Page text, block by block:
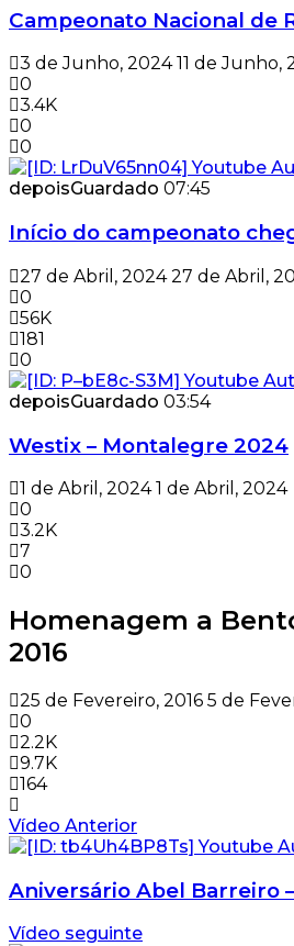
Campeonato Nacional de
3 de Junho, 2024 11 de Junho,
0
3.4K
0
0
depoisGuardado 07:45
Início do campeonato
27 de Abril, 2024 27 de Abril,
0
56K
181
0
depoisGuardado 03:54
Westix – Montalegre 2024
1 de Abril, 2024 1 de Abril, 2024
0
3.2K
7
0
Homenagem a
2016
25 de Fevereiro, 2016 5 de
0
2.2K
9.7K
164
Vídeo Anterior
Aniversário Abel Barreiro
Vídeo seguinte